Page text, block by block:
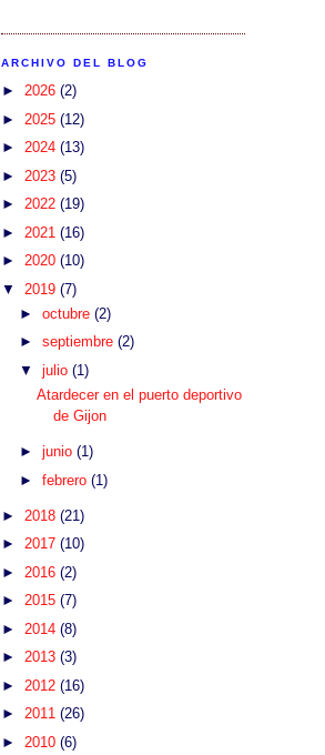
ARCHIVO DEL BLOG
► 2026 (2)
► 2025 (12)
► 2024 (13)
► 2023 (5)
► 2022 (19)
► 2021 (16)
► 2020 (10)
▼ 2019 (7)
► octubre (2)
► septiembre (2)
▼ julio (1)
Atardecer en el puerto deportivo
de Gijon
► junio (1)
► febrero (1)
► 2018 (21)
► 2017 (10)
► 2016 (2)
► 2015 (7)
► 2014 (8)
► 2013 (3)
► 2012 (16)
► 2011 (26)
► 2010 (6)